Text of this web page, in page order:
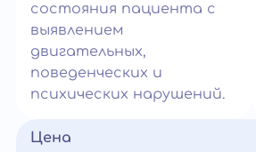
состояния пациента с
выявлением
двигательных,
поведенческих и
психических нарушений.
Цена